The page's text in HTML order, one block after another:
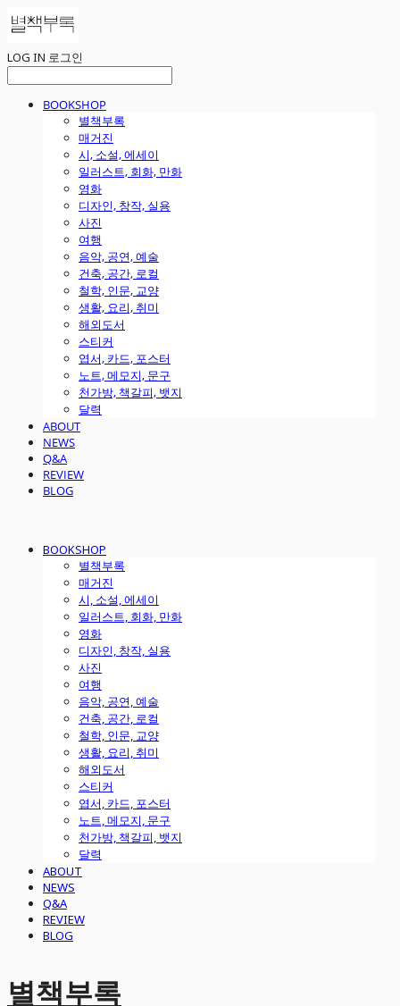
LOG IN 로그인
BOOKSHOP
별책부록
매거진
시, 소설, 에세이
일러스트, 회화, 만화
영화
디자인, 창작, 실용
사진
여행
음악, 공연, 예술
건축, 공간, 로컬
철학, 인문, 교양
생활, 요리, 취미
해외도서
스티커
엽서, 카드, 포스터
노트, 메모지, 문구
천가방, 책갈피, 뱃지
달력
ABOUT
NEWS
Q&A
REVIEW
BLOG
BOOKSHOP
별책부록
매거진
시, 소설, 에세이
일러스트, 회화, 만화
영화
디자인, 창작, 실용
사진
여행
음악, 공연, 예술
건축, 공간, 로컬
철학, 인문, 교양
생활, 요리, 취미
해외도서
스티커
엽서, 카드, 포스터
노트, 메모지, 문구
천가방, 책갈피, 뱃지
달력
ABOUT
NEWS
Q&A
REVIEW
BLOG
별책부록